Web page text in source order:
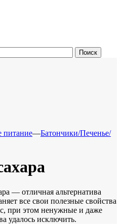
питание—Батончики/Печенье/
— отличная альтернатива
все свои полезные свойства
при этом ненужные и даже
удалось исключить.